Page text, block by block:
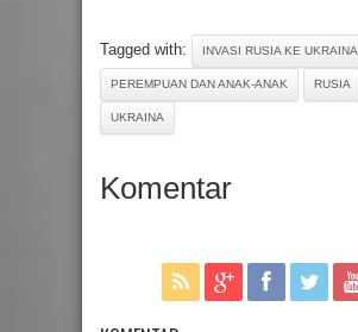
Tagged with: INVASI RUSIA KE UKRAINA
PEREMPUAN DAN ANAK-ANAK RUSIA
UKRAINA
Komentar